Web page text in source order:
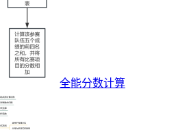
全能分数计算